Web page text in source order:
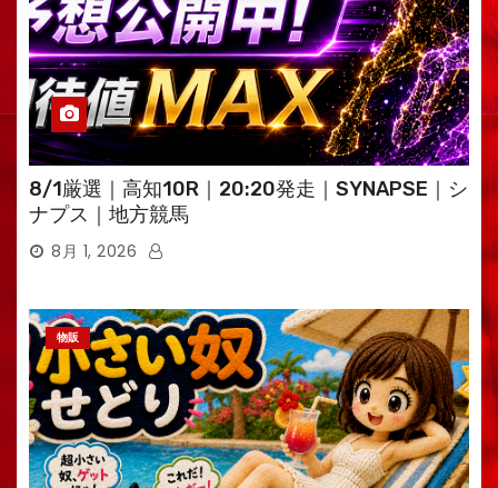
8/1厳選｜高知10R｜20:20発走｜SYNAPSE｜シ
ナプス｜地方競馬
8月 1, 2026
物販